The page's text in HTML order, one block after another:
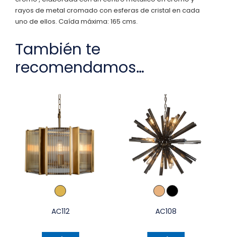
rayos de metal cromado con esferas de cristal en cada
uno de ellos. Caída máxima: 165 cms.
También te
recomendamos…
AC112 AC108